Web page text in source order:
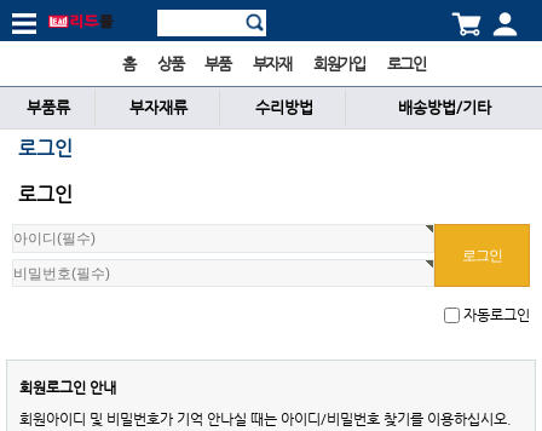
홈 상품 부품 부자재 회원가입 로그인
부품류 부자재류 수리방법 배송방법/기타
로그인
로그인
자동로그인
회원로그인 안내
회원아이디 및 비밀번호가 기억 안나실 때는 아이디/비밀번호 찾기를 이용하십시오.